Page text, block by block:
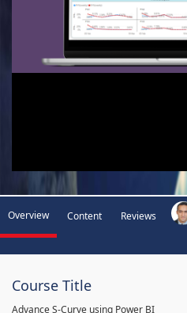
Overview Content Reviews
Course Title
Advance S-Curve using Power BI